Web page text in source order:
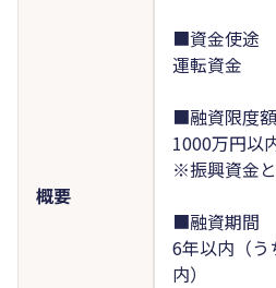
概要
■資金使途
運転資金
■融資限度額
1000万円以
※振興資金と
■融資期間
6年以内（う
内）